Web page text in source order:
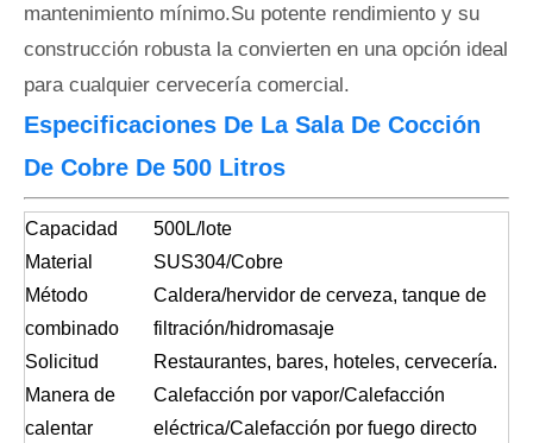
mantenimiento mínimo.Su potente rendimiento y su
construcción robusta la convierten en una opción ideal
para cualquier cervecería comercial.
Especificaciones De La Sala De Cocción
De Cobre De 500 Litros
Capacidad
500L/lote
Material
SUS304/Cobre
Método
combinado
Caldera/hervidor de cerveza, tanque de
filtración/hidromasaje
Solicitud
Restaurantes, bares, hoteles, cervecería.
Manera de
calentar
Calefacción por vapor/Calefacción
eléctrica/Calefacción por fuego directo